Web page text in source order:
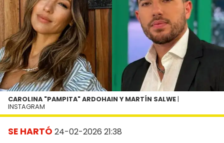
SE HARTÓ 24-02-2026 21:38
CAROLINA "PAMPITA" ARDOHAIN Y MARTÍN SALWE |
INSTAGRAM